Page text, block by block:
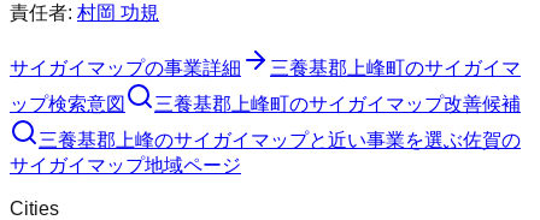
責任者: 村岡 功規
サイガイマップの事業詳細 三養基郡上峰町のサイガイマ
ップ検索意図 三養基郡上峰町のサイガイマップ改善候補
三養基郡上峰のサイガイマップと近い事業を選ぶ佐賀の
サイガイマップ地域ページ
Cities